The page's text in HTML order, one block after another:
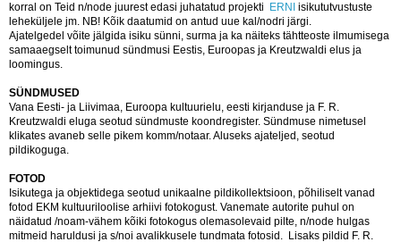
korral on Teid n/node juurest edasi juhatatud projekti
ERNI isikututvustuste
leheküljele jm. NB! Kõik daatumid on antud uue kal/nodri järgi.
Ajatelgedel võite jälgida isiku sünni, surma ja ka näiteks tähtteoste ilmumisega
samaaegselt toimunud sündmusi Eestis, Euroopas ja Kreutzwaldi elus ja
loomingus.
SÜNDMUSED
Vana Eesti- ja Liivimaa, Euroopa kultuurielu, eesti kirjanduse ja F. R.
Kreutzwaldi eluga seotud sündmuste koondregister. Sündmuse nimetusel
klikates avaneb selle pikem komm/notaar. Aluseks ajateljed, seotud
pildikoguga.
FOTOD
Isikutega ja objektidega seotud unikaalne pildikollektsioon, põhiliselt vanad
fotod EKM kultuuriloolise arhiivi fotokogust. Vanemate autorite puhul on
näidatud /noam-vähem kõiki fotokogus olemasolevaid pilte, n/node hulgas
mitmeid haruldusi ja s/noi avalikkusele tundmata fotosid. Lisaks pildid F. R.